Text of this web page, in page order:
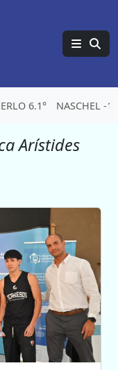
6.1° NASCHEL -
Arístides